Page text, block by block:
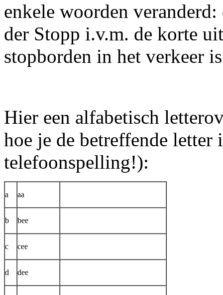
enkele woorden
der Stopp i.v.m. de korte
stopborden in het verkeer
Hier een alfabetisch
hoe je de betreffende
telefoonspelling!):
a aa
b bee
c cee
d dee